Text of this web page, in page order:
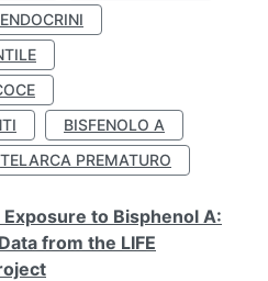
BISFENOLO A
TELARCA PREMATURO
to Bisphenol A:
from the LIFE